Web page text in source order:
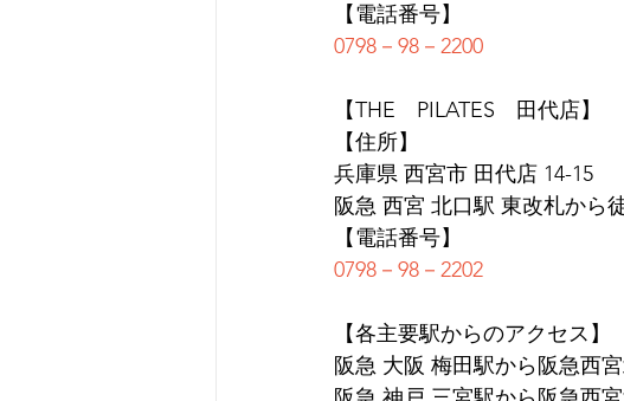
【電話番号】
0798－98－2200
【THE　PILATES　田代店】
【住所】
兵庫県 西宮市 田代店 14-15
阪急 西宮 北口駅 東改札から
【電話番号】
0798－98－2202
【各主要駅からのアクセス】
阪急 大阪 梅田駅から阪急西